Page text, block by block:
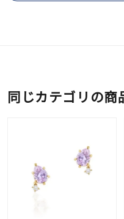
同じカテゴリの商